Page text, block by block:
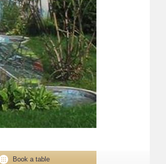
Book a table